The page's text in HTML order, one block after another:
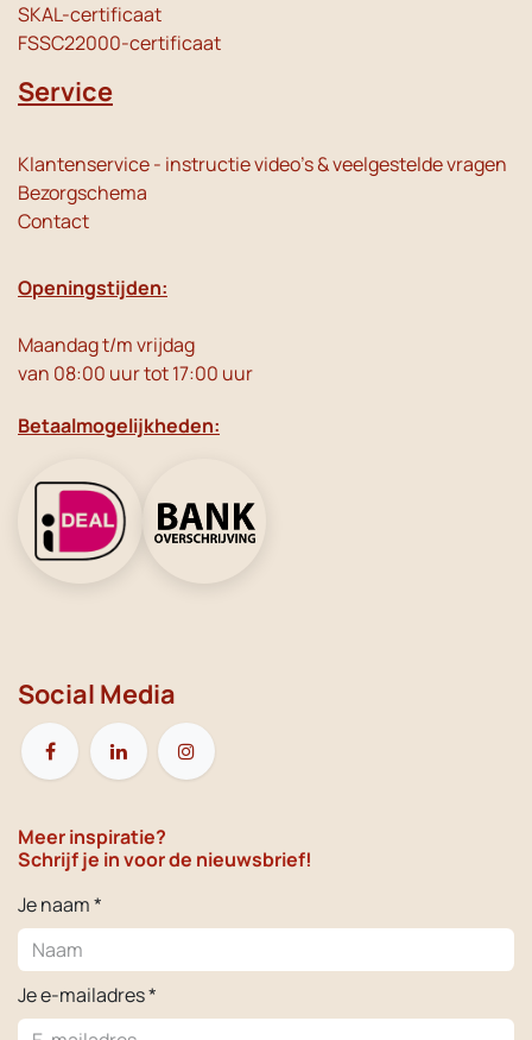
SKAL-certificaat
FSSC22000-certificaat
Service
Klantenservice - instructie video's & veelgestelde vragen
Bezorgschema
Contact
Openingstijden:
Maandag t/m vrijdag
van 08:00 uur tot 17:00 uur
Betaalmogelijkheden:
Social Media
Meer inspiratie?
Schrijf je in voor de nieuwsbrief!
Je naam *
Je e-mailadres *